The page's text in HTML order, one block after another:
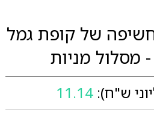
של קופת גמל
מסלול מניות
ש"ח): 11.14